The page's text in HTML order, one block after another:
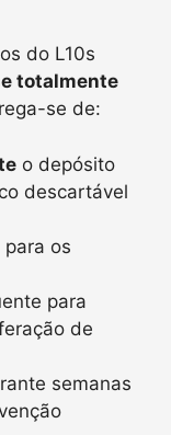
do L10s
totalmente
se de:
o depósito
descartável
para os
para
de
semanas